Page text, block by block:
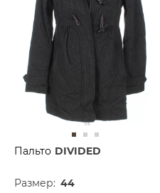
Пальто DIVIDED
Размер: 44